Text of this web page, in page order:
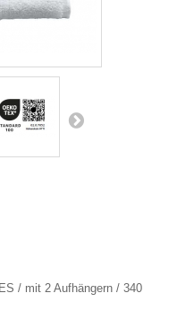
/ mit 2 Aufhängern / 340